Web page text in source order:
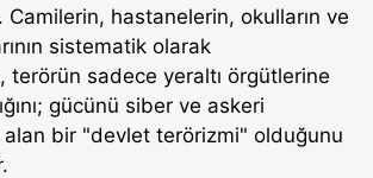
Camilerin, hastanelerin, okulların ve
sistematik olarak
terörün sadece yeraltı örgütlerine
gücünü siber ve askeri
bir "devlet terörizmi" olduğunu